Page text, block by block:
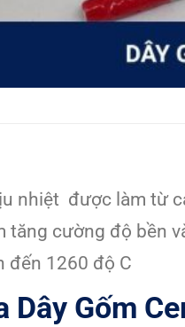
nhiệt được làm từ
tăng cường độ bền
đến 1260 độ C
Dây Gốm